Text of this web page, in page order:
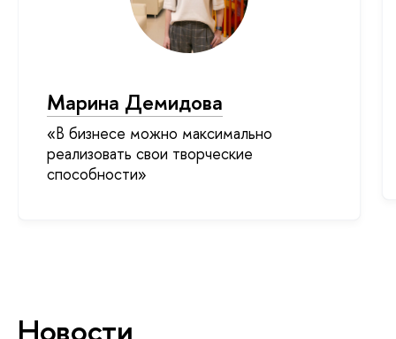
Марина Демидова
«В бизнесе можно максимально
реализовать свои творческие
способности»
Новости